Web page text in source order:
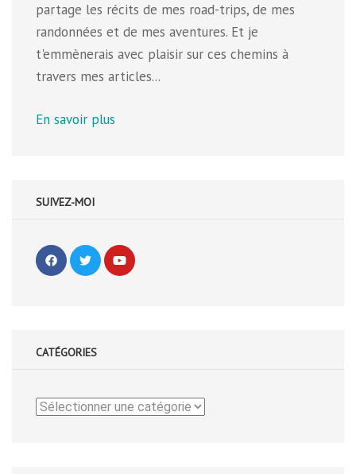
partage les récits de mes road-trips, de mes
randonnées et de mes aventures. Et je
t'emmènerais avec plaisir sur ces chemins à
travers mes articles...
En savoir plus
SUIVEZ-MOI
CATÉGORIES
Catégories